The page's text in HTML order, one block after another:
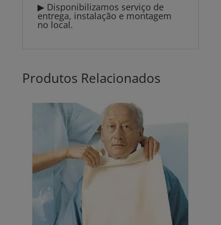
▶ Disponibilizamos serviço de
entrega, instalação e montagem
no local.
Produtos Relacionados